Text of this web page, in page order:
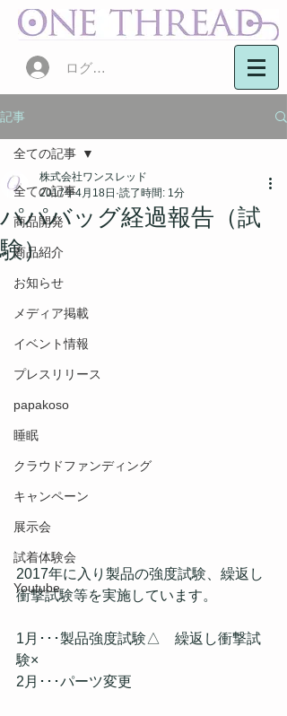
ログイン
記事
全ての記事
商品開発
商品紹介
お知らせ
メディア掲載
イベント情報
プレスリリース
papakoso
睡眠
クラウドファンディング
キャンペーン
展示会
試着体験会
Youtube
全ての記事
パパバッグ経過報告（試
験）
株式会社ワンスレッド
2017年4月18日 読了時間: 1分
2017年に入り製品の強度試験、繰返し
衝撃試験等を実施しています。
1月･･･製品強度試験△　繰返し衝撃試
験×
2月･･･パーツ変更